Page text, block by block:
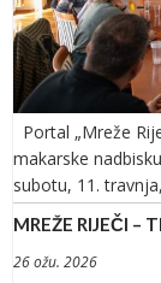
Portal „Mreže
makarske
subotu, 11.
MREŽE RIJEČI –
26 ožu. 2026